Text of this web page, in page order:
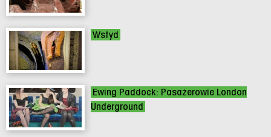
Wstyd
Ewing Paddock: Pasażerowie London
Underground